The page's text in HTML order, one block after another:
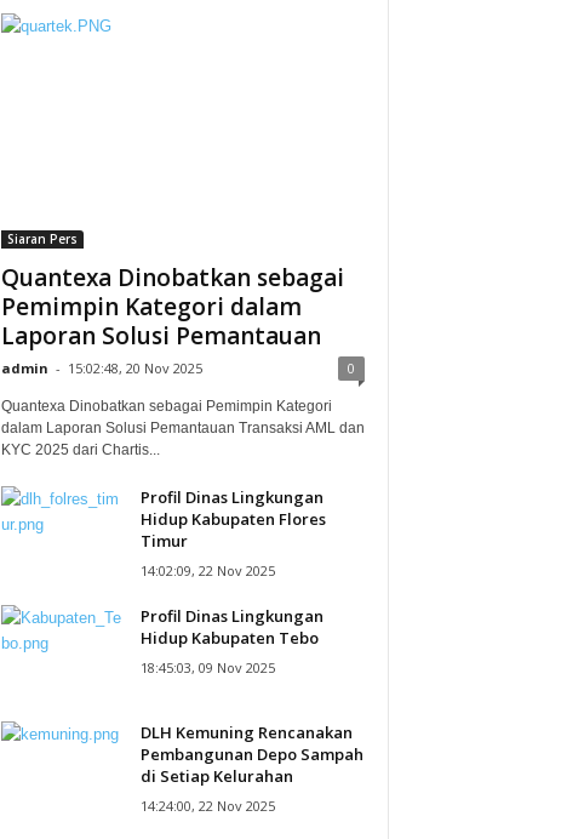
Siaran Pers
Quantexa Dinobatkan sebagai
Pemimpin Kategori dalam
Laporan Solusi Pemantauan
admin - 15:02:48, 20 Nov 2025 0
Quantexa Dinobatkan sebagai Pemimpin Kategori
dalam Laporan Solusi Pemantauan Transaksi AML dan
KYC 2025 dari Chartis...
Profil Dinas Lingkungan
Hidup Kabupaten Flores
Timur
14:02:09, 22 Nov 2025
Profil Dinas Lingkungan
Hidup Kabupaten Tebo
18:45:03, 09 Nov 2025
DLH Kemuning Rencanakan
Pembangunan Depo Sampah
di Setiap Kelurahan
14:24:00, 22 Nov 2025